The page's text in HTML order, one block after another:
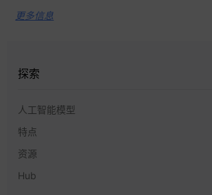
更多信息
探索
人工智能模型
特点
资源
Hub